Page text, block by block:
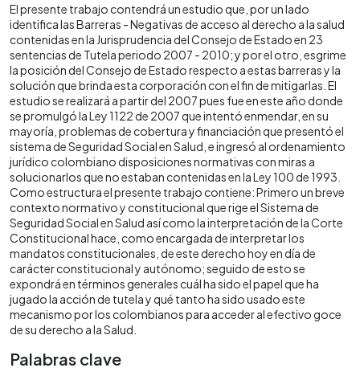
El presente trabajo contendrá un estudio que, por un lado
identifica las Barreras - Negativas de acceso al derecho a la salud
contenidas en la Jurisprudencia del Consejo de Estado en 23
sentencias de Tutela periodo 2007 - 2010; y por el otro, esgrime
la posición del Consejo de Estado respecto a estas barreras y la
solución que brinda esta corporación con el fin de mitigarlas. El
estudio se realizará a partir del 2007 pues fue en este año donde
se promulgó la Ley 1122 de 2007 que intentó enmendar, en su
mayoría, problemas de cobertura y financiación que presentó el
sistema de Seguridad Social en Salud, e ingresó al ordenamiento
jurídico colombiano disposiciones normativas con miras a
solucionarlos que no estaban contenidas en la Ley 100 de 1993.
Como estructura el presente trabajo contiene: Primero un breve
contexto normativo y constitucional que rige el Sistema de
Seguridad Social en Salud así como la interpretación de la Corte
Constitucional hace, como encargada de interpretar los
mandatos constitucionales, de este derecho hoy en día de
carácter constitucional y autónomo; seguido de esto se
expondrá en términos generales cuál ha sido el papel que ha
jugado la acción de tutela y qué tanto ha sido usado este
mecanismo por los colombianos para acceder al efectivo goce
de su derecho a la Salud.
Palabras clave